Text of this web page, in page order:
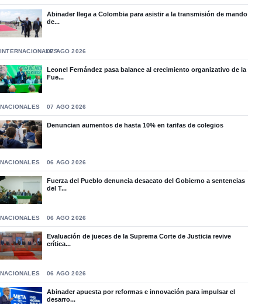
Abinader llega a Colombia para asistir a la transmisión de mando
de...
INTERNACIONALES07 AGO 2026
Leonel Fernández pasa balance al crecimiento organizativo de la
Fue...
NACIONALES 07 AGO 2026
Denuncian aumentos de hasta 10% en tarifas de colegios
NACIONALES 06 AGO 2026
Fuerza del Pueblo denuncia desacato del Gobierno a sentencias
del T...
NACIONALES 06 AGO 2026
Evaluación de jueces de la Suprema Corte de Justicia revive
crítica...
NACIONALES 06 AGO 2026
Abinader apuesta por reformas e innovación para impulsar el
desarro...